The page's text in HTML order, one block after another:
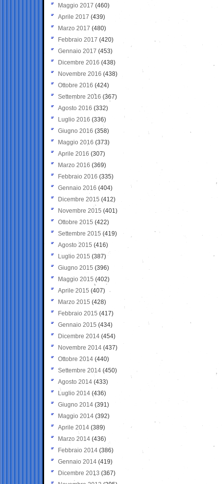
Maggio 2017 (460)
Aprile 2017 (439)
Marzo 2017 (480)
Febbraio 2017 (420)
Gennaio 2017 (453)
Dicembre 2016 (438)
Novembre 2016 (438)
Ottobre 2016 (424)
Settembre 2016 (367)
Agosto 2016 (332)
Luglio 2016 (336)
Giugno 2016 (358)
Maggio 2016 (373)
Aprile 2016 (307)
Marzo 2016 (369)
Febbraio 2016 (335)
Gennaio 2016 (404)
Dicembre 2015 (412)
Novembre 2015 (401)
Ottobre 2015 (422)
Settembre 2015 (419)
Agosto 2015 (416)
Luglio 2015 (387)
Giugno 2015 (396)
Maggio 2015 (402)
Aprile 2015 (407)
Marzo 2015 (428)
Febbraio 2015 (417)
Gennaio 2015 (434)
Dicembre 2014 (454)
Novembre 2014 (437)
Ottobre 2014 (440)
Settembre 2014 (450)
Agosto 2014 (433)
Luglio 2014 (436)
Giugno 2014 (391)
Maggio 2014 (392)
Aprile 2014 (389)
Marzo 2014 (436)
Febbraio 2014 (386)
Gennaio 2014 (419)
Dicembre 2013 (367)